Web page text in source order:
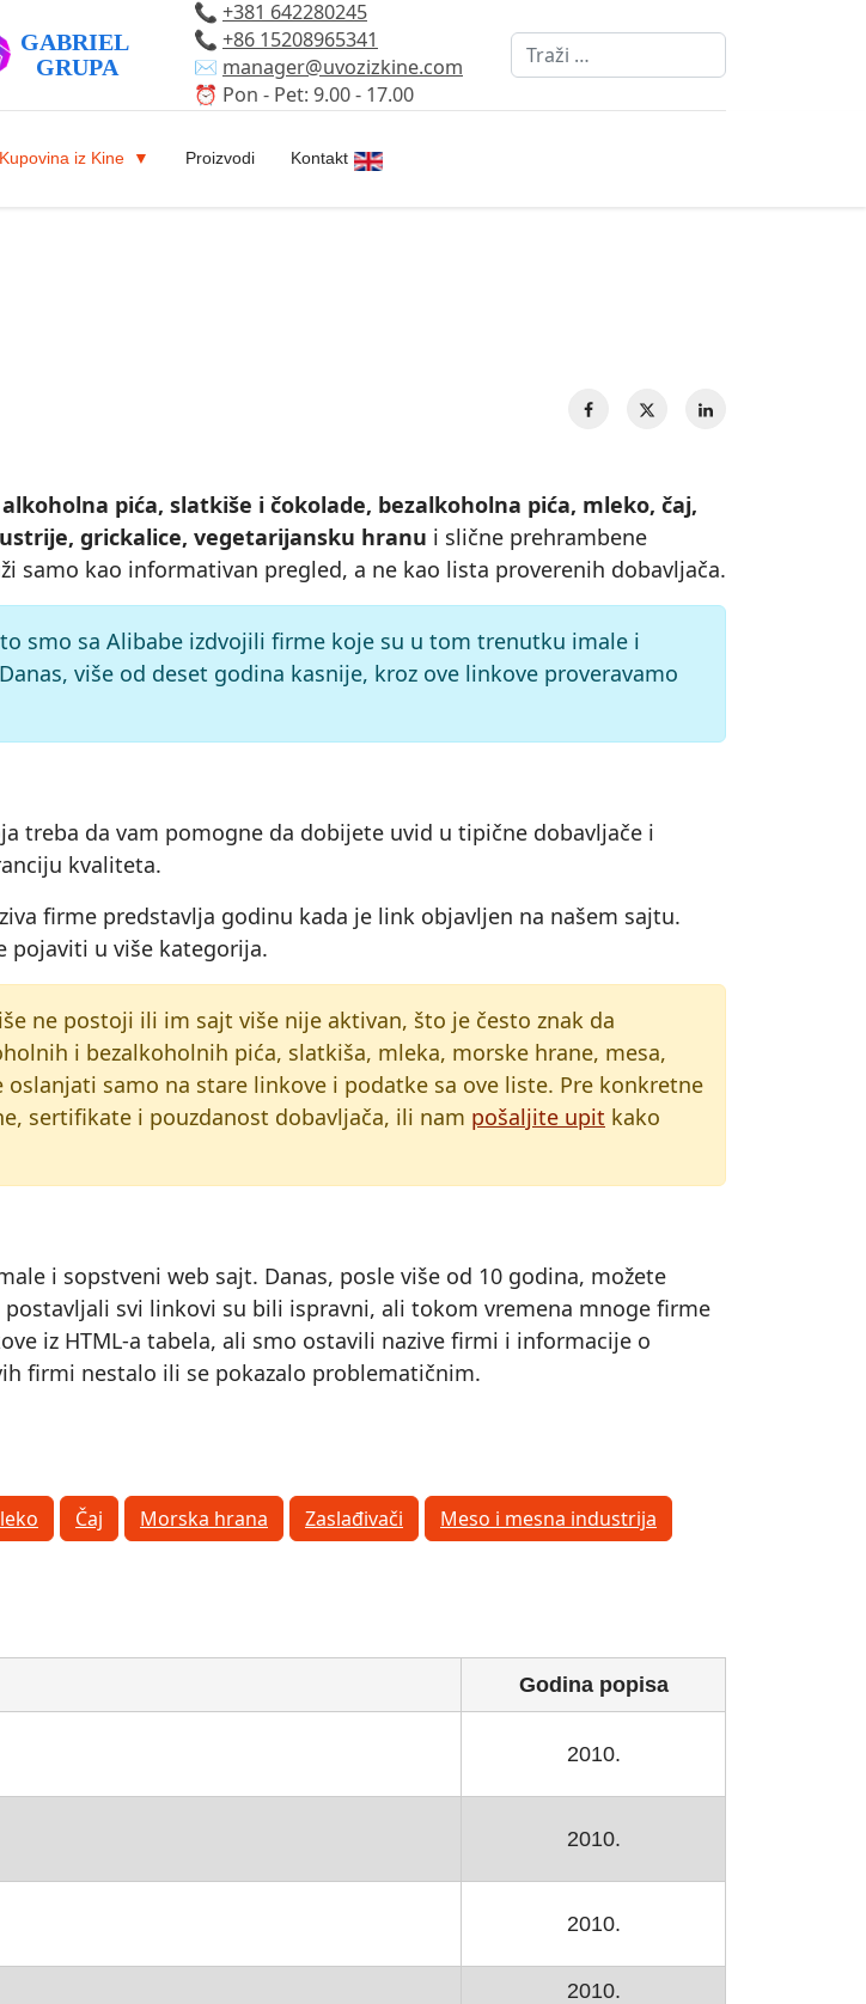
📞 +381 642280245
📞 +86 15208965341
✉️ manager@uvozizkine.com
⏰ Pon - Pet: 9.00 - 17.00
Pretraži
Kupovina iz Kine Proizvodi Kontakt Izaberite vaš jezik
alkoholna pića, slatkiše i čokolade, bezalkoholna pića, mleko, čaj,
grickalice, vegetarijansku hranu i slične prehrambene
samo kao informativan pregled, a ne kao lista proverenih dobavljača.
smo sa Alibabe izdvojili firme koje su u tom trenutku imale i
više od deset godina kasnije, kroz ove linkove proveravamo
treba da vam pomogne da dobijete uvid u tipične dobavljače i
kvaliteta.
firme predstavlja godinu kada je link objavljen na našem sajtu.
pojaviti u više kategorija.
ne postoji ili im sajt više nije aktivan, što je često znak da
i bezalkoholnih pića, slatkiša, mleka, morske hrane, mesa,
samo na stare linkove i podatke sa ove liste. Pre konkretne
sertifikate i pouzdanost dobavljača, ili nam pošaljite upit kako
i sopstveni web sajt. Danas, posle više od 10 godina, možete
svi linkovi su bili ispravni, ali tokom vremena mnoge firme
iz HTML-a tabela, ali smo ostavili nazive firmi i informacije o
firmi nestalo ili se pokazalo problematičnim.
Čaj Morska hrana Zaslađivači
Meso i mesna industrija
Godina popisa
2010.
2010.
2010.
2010.